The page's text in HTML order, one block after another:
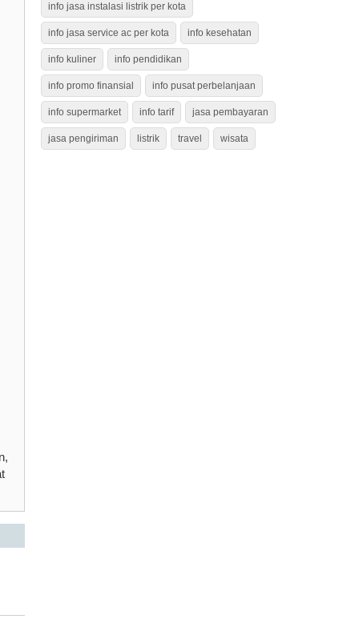
info jasa instalasi listrik per kota
info jasa service ac per kota info kesehatan
info kuliner info pendidikan
info promo finansial info pusat perbelanjaan
info supermarket info tarif jasa pembayaran
jasa pengiriman listrik travel wisata